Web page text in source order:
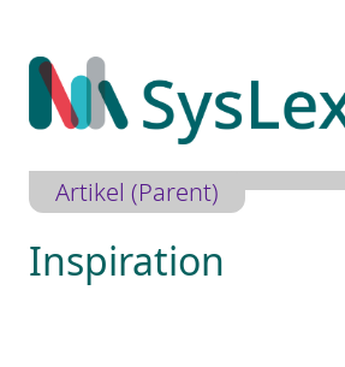
Inhalt
springen
Artikel (Parent)
Inspiration